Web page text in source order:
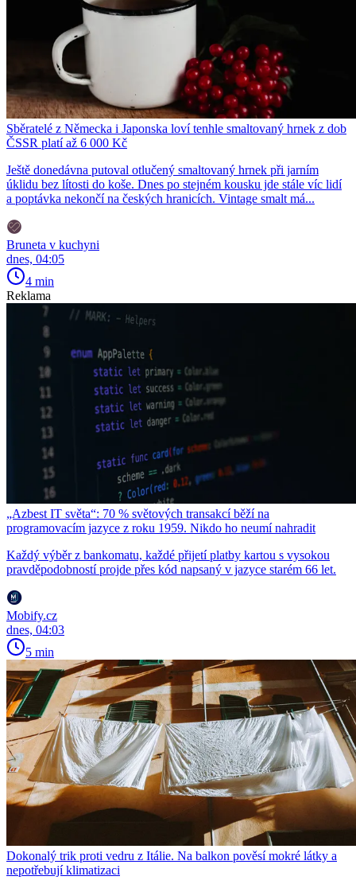
Sběratelé z Německa i Japonska loví tenhle smaltovaný hrnek z dob
ČSSR platí až 6 000 Kč
Ještě donedávna putoval otlučený smaltovaný hrnek při jarním
úklidu bez lítosti do koše. Dnes po stejném kousku jde stále víc lidí
a poptávka nekončí na českých hranicích. Vintage smalt má...
Bruneta v kuchyni
dnes, 04:05
4 min
Reklama
„Azbest IT světa“: 70 % světových transakcí běží na
programovacím jazyce z roku 1959. Nikdo ho neumí nahradit
Každý výběr z bankomatu, každé přijetí platby kartou s vysokou
pravděpodobností projde přes kód napsaný v jazyce starém 66 let.
Mobify.cz
dnes, 04:03
5 min
Dokonalý trik proti vedru z Itálie. Na balkon pověsí mokré látky a
nepotřebují klimatizaci